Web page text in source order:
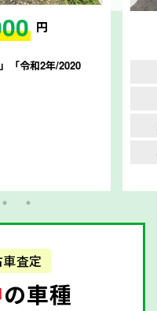
円
「令和2年/2020
車査定
の車種